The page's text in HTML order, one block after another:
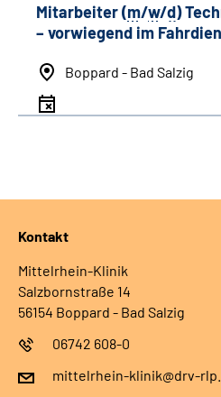
Mitarbeiter (m/w/d)
– vorwiegend im
Boppard - Bad Salzig
Kontakt
Mittelrhein-Klinik
Salzbornstraße 14
56154 Boppard - Bad Salzig
06742 608-0
mittelrhein-klinik@drv-